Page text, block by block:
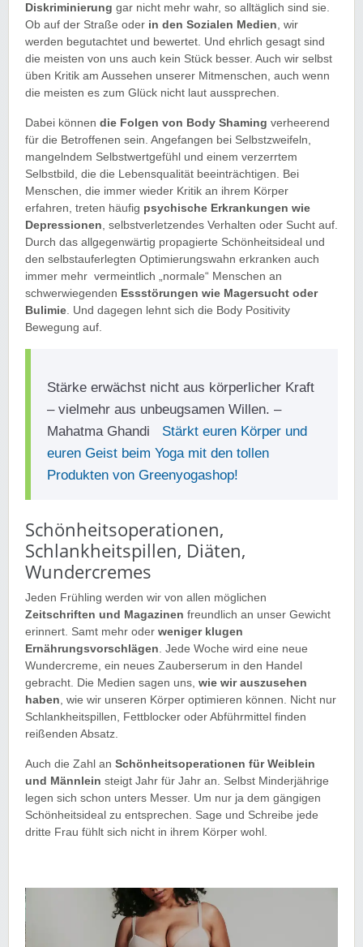
Diskriminierung gar nicht mehr wahr, so alltäglich sind sie.
Ob auf der Straße oder in den Sozialen Medien , wir
werden begutachtet und bewertet. Und ehrlich gesagt sind
die meisten von uns auch kein Stück besser. Auch wir selbst
üben Kritik am Aussehen unserer Mitmenschen, auch wenn
die meisten es zum Glück nicht laut aussprechen.
Dabei können die Folgen von Body Shaming verheerend
für die Betroffenen sein. Angefangen bei Selbstzweifeln,
mangelndem Selbstwertgefühl und einem verzerrtem
Selbstbild, die die Lebensqualität beeinträchtigen. Bei
Menschen, die immer wieder Kritik an ihrem Körper
erfahren, treten häufig psychische Erkrankungen wie
Depressionen , selbstverletzendes Verhalten oder Sucht auf.
Durch das allgegenwärtig propagierte Schönheitsideal und
den selbstauferlegten Optimierungswahn erkranken auch
immer mehr vermeintlich „normale“ Menschen an
schwerwiegenden Essstörungen wie Magersucht oder
Bulimie . Und dagegen lehnt sich die Body Positivity
Bewegung auf.
Stärke erwächst nicht aus körperlicher Kraft
– vielmehr aus unbeugsamen Willen. –
Mahatma Ghandi Stärkt euren Körper und
euren Geist beim Yoga mit den tollen
Produkten von Greenyogashop!
Schönheitsoperationen,
Schlankheitspillen, Diäten,
Wundercremes
Jeden Frühling werden wir von allen möglichen
Zeitschriften und Magazinen freundlich an unser Gewicht
erinnert. Samt mehr oder weniger klugen
Ernährungsvorschlägen . Jede Woche wird eine neue
Wundercreme, ein neues Zauberserum in den Handel
gebracht. Die Medien sagen uns, wie wir auszusehen
haben , wie wir unseren Körper optimieren können. Nicht nur
Schlankheitspillen, Fettblocker oder Abführmittel finden
reißenden Absatz.
Auch die Zahl an Schönheitsoperationen für Weiblein
und Männlein steigt Jahr für Jahr an. Selbst Minderjährige
legen sich schon unters Messer. Um nur ja dem gängigen
Schönheitsideal zu entsprechen. Sage und Schreibe jede
dritte Frau fühlt sich nicht in ihrem Körper wohl.